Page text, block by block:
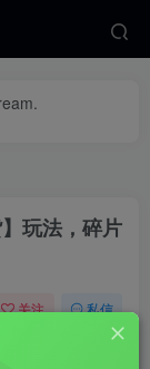
玩法，碎片
关注 私信